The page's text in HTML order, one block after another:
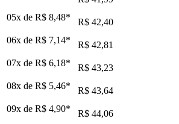
05x de R$ 8,48*
R$ 42,40
06x de R$ 7,14*
R$ 42,81
07x de R$ 6,18*
R$ 43,23
08x de R$ 5,46*
R$ 43,64
09x de R$ 4,90*
R$ 44,06